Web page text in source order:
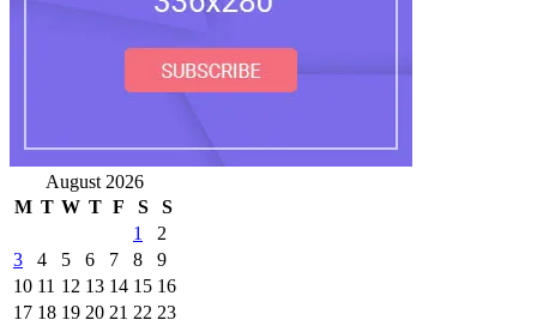
August 2026
M T W T F S
S
1
2
3
4 5 6 7 8
9
10 11 12 13 14 15 16
17 18 19 20 21 22 23